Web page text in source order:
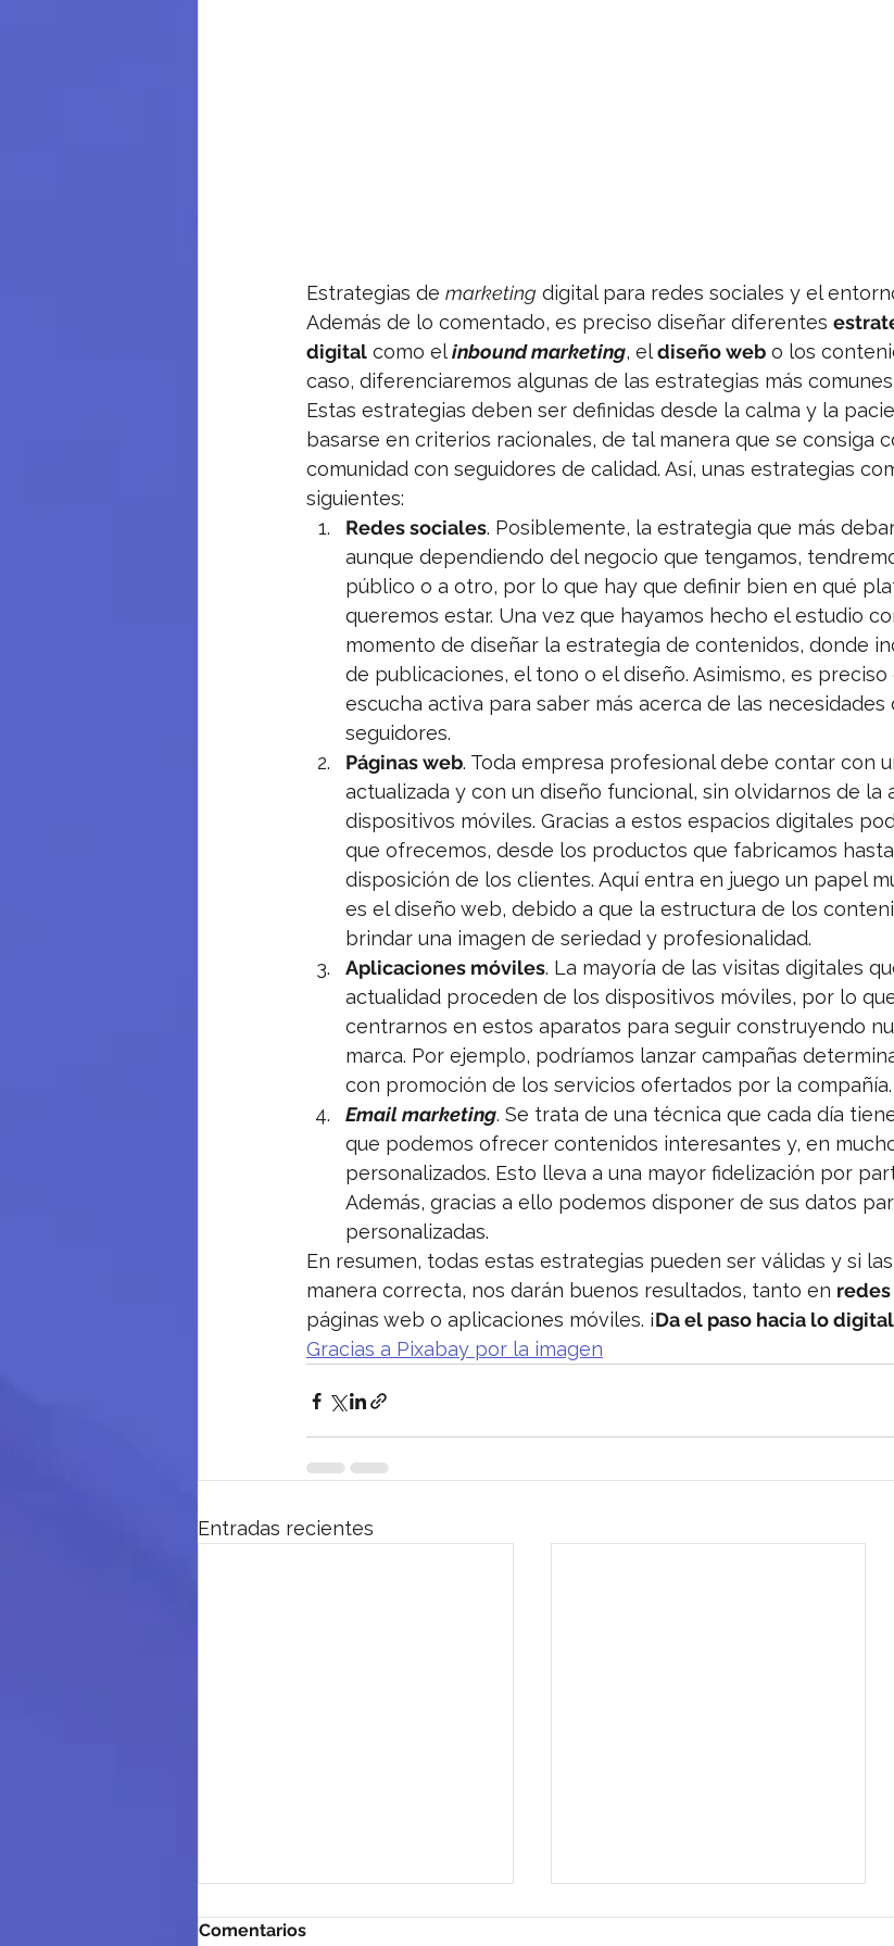
Estrategias de marketing digital para redes sociales y el
Además de lo comentado, es preciso diseñar diferentes
digital como el inbound marketing, el diseño web o los
caso, diferenciaremos algunas de las estrategias más
Estas estrategias deben ser definidas desde la calma y la
basarse en criterios racionales, de tal manera que se consiga
comunidad con seguidores de calidad. Así, unas estrategias
siguientes:
Redes sociales. Posiblemente, la estrategia que más
aunque dependiendo del negocio que tengamos,
público o a otro, por lo que hay que definir bien en qué
queremos estar. Una vez que hayamos hecho el estudio
momento de diseñar la estrategia de contenidos, donde
de publicaciones, el tono o el diseño. Asimismo, es
escucha activa para saber más acerca de las necesidades
seguidores.
Páginas web. Toda empresa profesional debe contar con
actualizada y con un diseño funcional, sin olvidarnos de la
dispositivos móviles. Gracias a estos espacios digitales
que ofrecemos, desde los productos que fabricamos
disposición de los clientes. Aquí entra en juego un papel
es el diseño web, debido a que la estructura de los
brindar una imagen de seriedad y profesionalidad.
Aplicaciones móviles. La mayoría de las visitas digitales
actualidad proceden de los dispositivos móviles, por lo
centrarnos en estos aparatos para seguir construyendo
marca. Por ejemplo, podríamos lanzar campañas
con promoción de los servicios ofertados por la compañía.
Email marketing. Se trata de una técnica que cada día
que podemos ofrecer contenidos interesantes y, en
personalizados. Esto lleva a una mayor fidelización por
Además, gracias a ello podemos disponer de sus datos
personalizadas.
En resumen, todas estas estrategias pueden ser válidas y si
manera correcta, nos darán buenos resultados, tanto en
páginas web o aplicaciones móviles. ¡Da el paso hacia lo digital
Gracias a Pixabay por la imagen
Entradas recientes
Comentarios